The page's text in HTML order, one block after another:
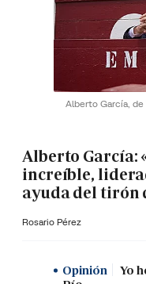
Alberto García,
Alberto García:
increíble,
ayuda del tirón
Rosario Pérez
Opinión
Yo